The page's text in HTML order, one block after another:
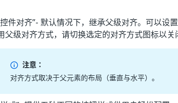
件对齐”- 默认情况下，继承父级对齐。可以设
父级对齐方式，请切换选定的对齐方式图标以关
注意：
对齐方式取决于父元素的布局（垂直与水平）。